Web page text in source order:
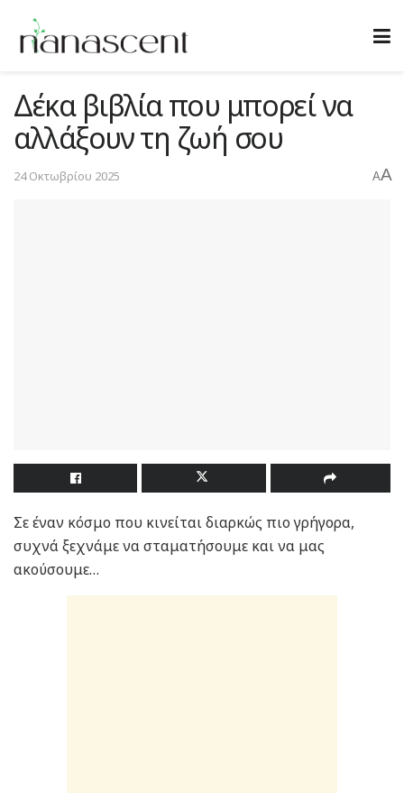
Δέκα βιβλία που μπορεί να
αλλάξουν τη ζωή σου
24 Οκτωβρίου 2025 AA
Σε έναν κόσμο που κινείται διαρκώς πιο γρήγορα,
συχνά ξεχνάμε να σταματήσουμε και να μας
ακούσουμε…